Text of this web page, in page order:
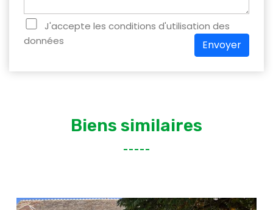
J'accepte les conditions d'utilisation des
données
Envoyer
Biens similaires